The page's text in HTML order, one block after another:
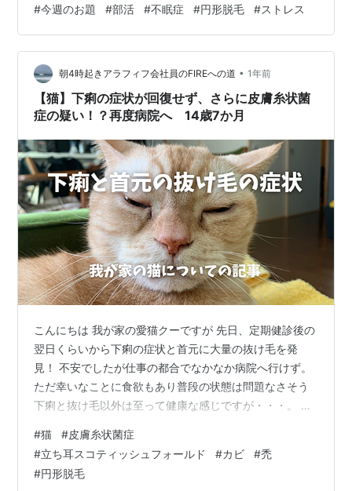
生だった頃。 と言っても年齢を明かしていないので、い
つのことやらって感じですが、割と最近です。 内申のた
めに仕方なく選んだ部活で、（嫌々ながら）やる気のあ
るフリをして2年。 頭に10円ハゲができた…！！ めっち
ゃショック！！すんごい泣いた。 他の部員は心からやる
気がありそうだったので…
#今週のお題 #部活 #不眠症 #円形脱毛 #ストレス
朝4時起きアラフィフ会社員のFIREへの道 • 1年前
【猫】下痢の症状が回復せず、さらに皮膚糸状菌
症の疑い！？再度病院へ 14歳7か月
こんにちは 我が家の愛猫クーですが 先日、定期健診後の
翌日くらいから下痢の症状と首元に大量の抜け毛を発
見！ 不安でしたが仕事の都合でなかなか病院へ行けず。
ただ幸いなことに食欲もあり普段の状態は問題なさそう
下痢と抜け毛以外は至って健康な感じですが・・・。 前
りに病院へ連れて行ってくれて とりあえずはホッとした
感じ ということで、 現在いくつか問題がある部分を列挙
すると 右瞼の上の出来物（前回診断で肥満細胞腫の疑
#猫 #皮膚糸状菌症
#立ち耳スコティッシュフォールド #カビ #禿
#円形脱毛